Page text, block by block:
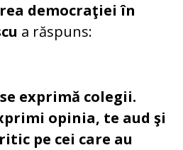
democraţiei în
a răspuns:
exprimă colegii.
opinia, te aud şi
pe cei care au